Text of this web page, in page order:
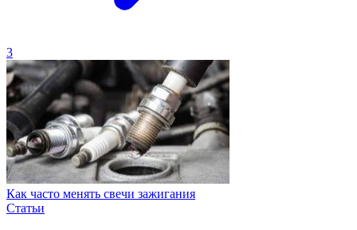
3
Как часто менять свечи зажигания
Статьи